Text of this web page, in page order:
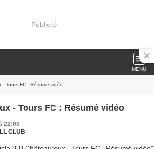
Publicité
MENU
- Tours FC : Résumé vidéo
- Tours FC : Résumé vidéo
22:00
CLUB